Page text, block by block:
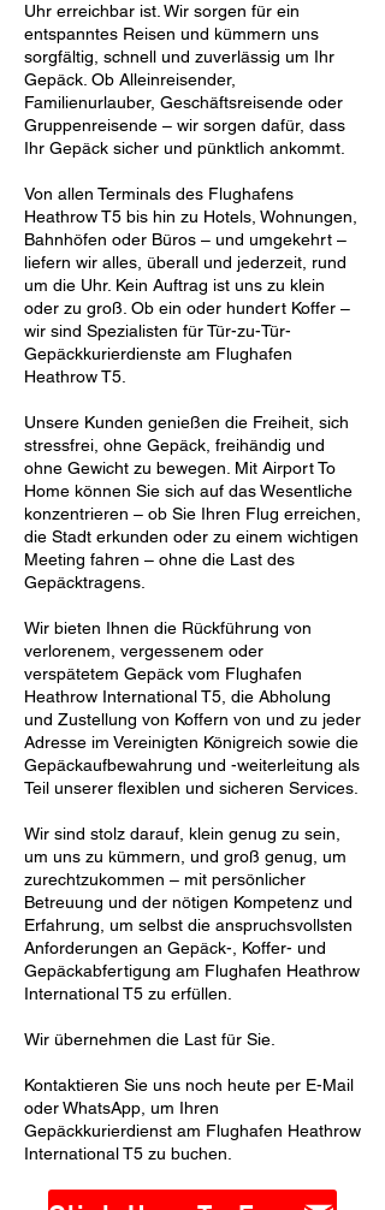
Uhr erreichbar ist. Wir sorgen für ein
entspanntes Reisen und kümmern uns
sorgfältig, schnell und zuverlässig um Ihr
Gepäck. Ob Alleinreisender,
Familienurlauber, Geschäftsreisende oder
Gruppenreisende – wir sorgen dafür, dass
Ihr Gepäck sicher und pünktlich ankommt.
Von allen Terminals des Flughafens
Heathrow T5 bis hin zu Hotels, Wohnungen,
Bahnhöfen oder Büros – und umgekehrt –
liefern wir alles, überall und jederzeit, rund
um die Uhr. Kein Auftrag ist uns zu klein
oder zu groß. Ob ein oder hundert Koffer –
wir sind Spezialisten für Tür-zu-Tür-
Gepäckkurierdienste am Flughafen
Heathrow T5.
Unsere Kunden genießen die Freiheit, sich
stressfrei, ohne Gepäck, freihändig und
ohne Gewicht zu bewegen. Mit Airport To
Home können Sie sich auf das Wesentliche
konzentrieren – ob Sie Ihren Flug erreichen,
die Stadt erkunden oder zu einem wichtigen
Meeting fahren – ohne die Last des
Gepäcktragens.
Wir bieten Ihnen die Rückführung von
verlorenem, vergessenem oder
verspätetem Gepäck vom Flughafen
Heathrow International T5, die Abholung
und Zustellung von Koffern von und zu jeder
Adresse im Vereinigten Königreich sowie die
Gepäckaufbewahrung und -weiterleitung als
Teil unserer flexiblen und sicheren Services.
Wir sind stolz darauf, klein genug zu sein,
um uns zu kümmern, und groß genug, um
zurechtzukommen – mit persönlicher
Betreuung und der nötigen Kompetenz und
Erfahrung, um selbst die anspruchsvollsten
Anforderungen an Gepäck-, Koffer- und
Gepäckabfertigung am Flughafen Heathrow
International T5 zu erfüllen.
Wir übernehmen die Last für Sie.
Kontaktieren Sie uns noch heute per E-Mail
oder WhatsApp, um Ihren
Gepäckkurierdienst am Flughafen Heathrow
International T5 zu buchen.